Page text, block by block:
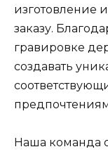
изготовление
заказу.
гравировке
создавать
Наша команда